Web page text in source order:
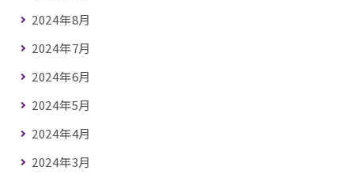
2024年8月
2024年7月
2024年6月
2024年5月
2024年4月
2024年3月